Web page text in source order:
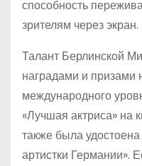
способность
зрителям через экран.
Талант Берлинской
наградами и призами
международного
«Лучшая актриса» на
также была
артистки Германии».